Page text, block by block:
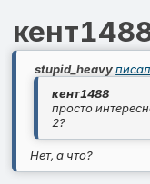
stupid_heavy
кент1488
просто
2?
Нет, а что?